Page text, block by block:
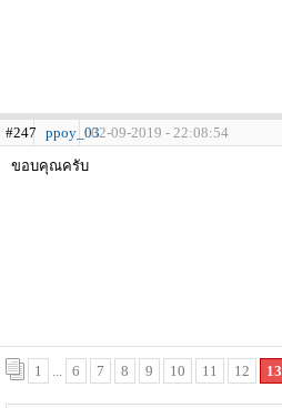
#247 ppoy_0302-09-2019 - 22:08:54
ขอบคุณครับ
1 ... 6 7 8 9 10 11 12 13